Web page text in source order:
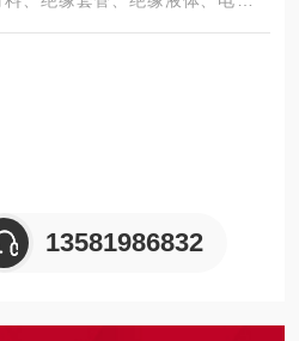
等高压设备的介质损耗和电容容
13581986832